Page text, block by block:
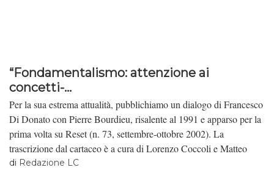
“Fondamentalismo: attenzione ai
concetti-...
Per la sua estrema attualità, pubblichiamo un dialogo di Francesco
Di Donato con Pierre Bourdieu, risalente al 1991 e apparso per la
prima volta su Reset (n. 73, settembre-ottobre 2002). La
trascrizione dal cartaceo è a cura di Lorenzo Coccoli e Matteo
Santarelli.
di Redazione LC